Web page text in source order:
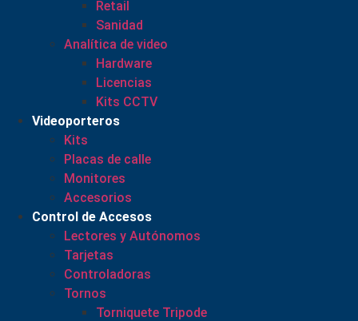
Retail
Sanidad
Analítica de video
Hardware
Licencias
Kits CCTV
Videoporteros
Kits
Placas de calle
Monitores
Accesorios
Control de Accesos
Lectores y Autónomos
Tarjetas
Controladoras
Tornos
Torniquete Tripode